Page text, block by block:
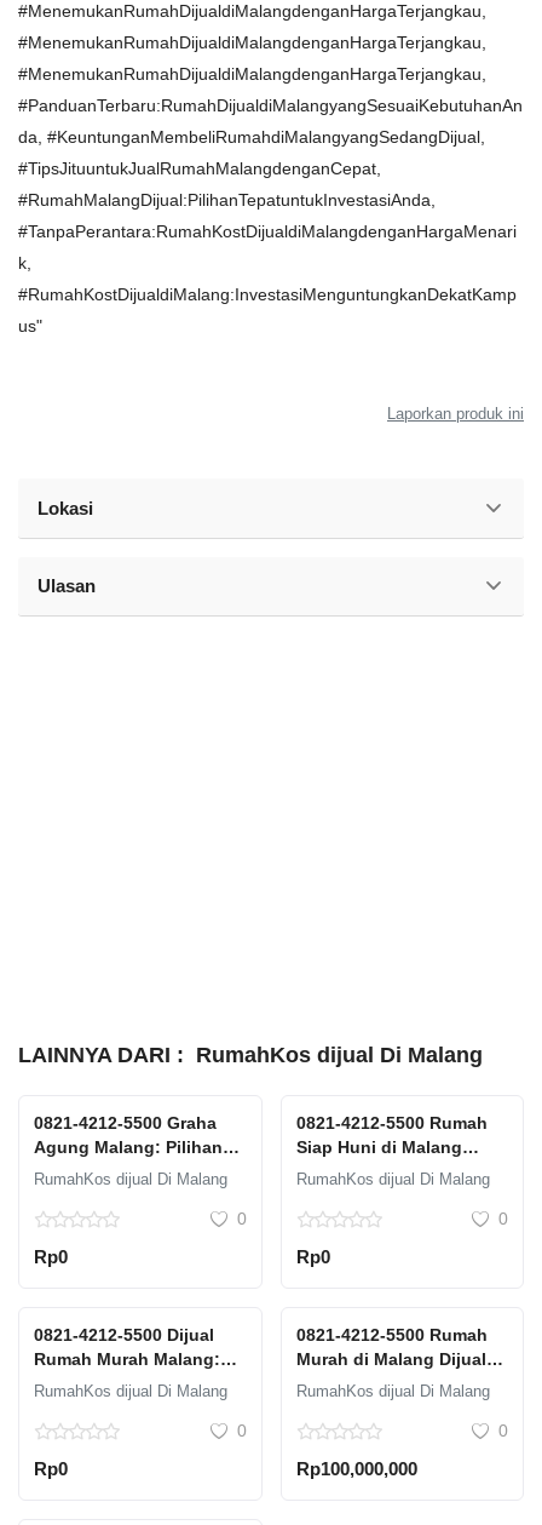
#MenemukanRumahDijualdiMalangdenganHargaTerjangkau,
#MenemukanRumahDijualdiMalangdenganHargaTerjangkau,
#MenemukanRumahDijualdiMalangdenganHargaTerjangkau,
#PanduanTerbaru:RumahDijualdiMalangyangSesuaiKebutuhanAn
da, #KeuntunganMembeliRumahdiMalangyangSedangDijual,
#TipsJituuntukJualRumahMalangdenganCepat,
#RumahMalangDijual:PilihanTepatuntukInvestasiAnda,
#TanpaPerantara:RumahKostDijualdiMalangdenganHargaMenari
k,
#RumahKostDijualdiMalang:InvestasiMenguntungkanDekatKamp
us"
Laporkan produk ini
Lokasi
Ulasan
LAINNYA DARI : RumahKos dijual Di Malang
0821-4212-5500 Graha
Agung Malang: Pilihan
Terbaik untuk Hunian
RumahKos dijual Di Malang
0
Rp0
0821-4212-5500 Rumah
Siap Huni di Malang
Dijual: Langsung Tinggal
RumahKos dijual Di Malang
0
Rp0
0821-4212-5500 Dijual
Rumah Murah Malang:
Jangan Lewatkan
RumahKos dijual Di Malang
0
Rp0
0821-4212-5500 Rumah
Murah di Malang Dijual:
Solusi untuk Miliki
RumahKos dijual Di Malang
0
Rp100,000,000